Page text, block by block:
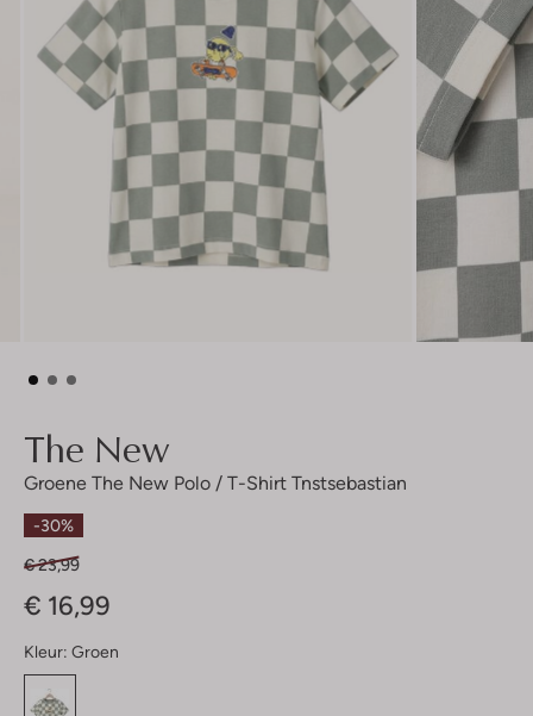
The New
Groene The New Polo / T-Shirt Tnstsebastian
-30%
€ 23,99
€ 16,99
Kleur: Groen